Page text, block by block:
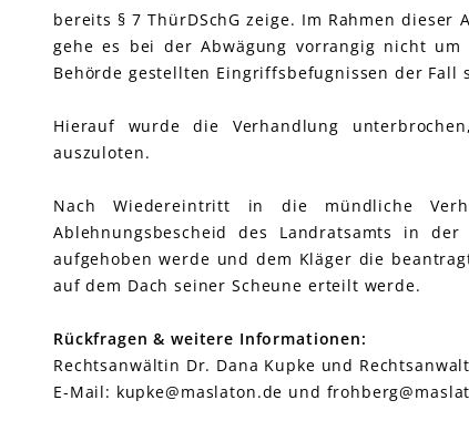
bereits § 7 ThürDSchG zeige. Im Rahmen
gehe es bei der Abwägung vorrangig nicht
Behörde gestellten Eingriffsbefugnissen der
Hierauf wurde die Verhandlung
auszuloten.
Nach Wiedereintritt in die mündliche
Ablehnungsbescheid des Landratsamts in der
aufgehoben werde und dem Kläger die
auf dem Dach seiner Scheune erteilt werde.
Rückfragen & weitere Informationen:
Rechtsanwältin Dr. Dana Kupke und
E-Mail: kupke@maslaton.de und